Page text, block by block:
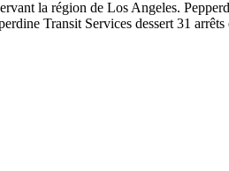
la région de Los Angeles.
Transit Services dessert 31